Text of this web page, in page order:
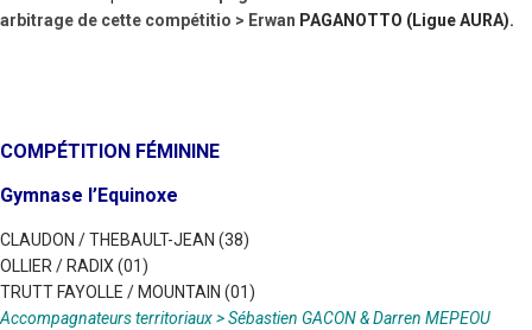
arbitrage de cette compétitio > Erwan PAGANOTTO (Ligue AURA).
COMPÉTITION FÉMININE
Gymnase l’Equinoxe
CLAUDON / THEBAULT-JEAN (38)
OLLIER / RADIX (01)
TRUTT FAYOLLE / MOUNTAIN (01)
Accompagnateurs territoriaux >Sébastien GACON & Darren MEPEOU